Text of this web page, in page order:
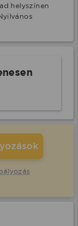
helyszínen